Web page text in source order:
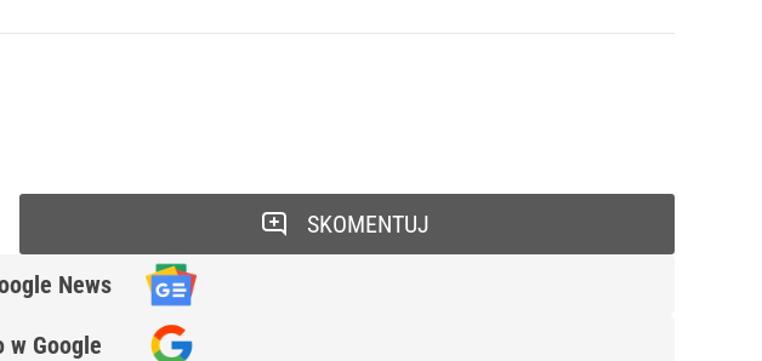
News
w Google
SKOMENTUJ